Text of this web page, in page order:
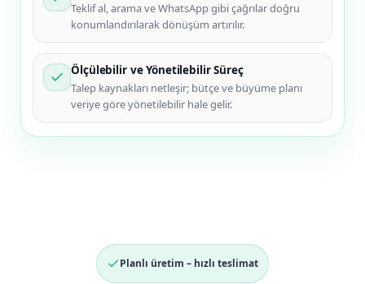
Teklif al, arama ve WhatsApp gibi çağrılar doğru
konumlandırılarak dönüşüm artırılır.
Ölçülebilir ve Yönetilebilir Süreç
Talep kaynakları netleşir; bütçe ve büyüme planı
veriye göre yönetilebilir hale gelir.
Planlı üretim – hızlı teslimat